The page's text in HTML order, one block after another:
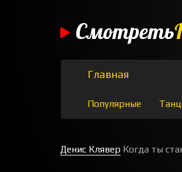
Смотреть
Главная
Популярные
Денис Клявер Когда ты